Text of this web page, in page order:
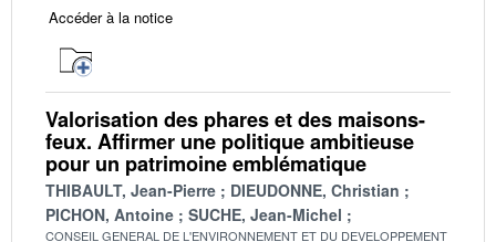
Accéder à la notice
Valorisation des phares et des maisons-
feux. Affirmer une politique ambitieuse
pour un patrimoine emblématique
THIBAULT, Jean-Pierre
DIEUDONNE, Christian
PICHON, Antoine
SUCHE, Jean-Michel
CONSEIL GENERAL DE L'ENVIRONNEMENT ET DU DEVELOPPEMENT